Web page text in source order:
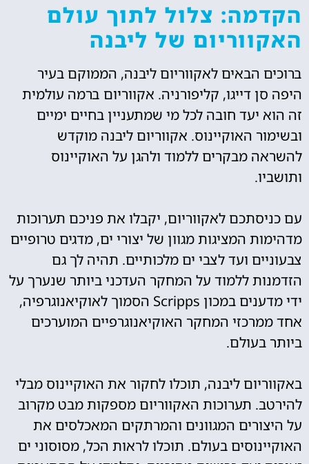
הקדמה: צלול לתוך עולם
האקווריום של ליבנה
ברוכים הבאים לאקווריום ליבנה, הממוקם בעיר
היפה סן דייגו, קליפורניה. אקווריום ברמה עולמית
זה הוא יעד חובה לכל מי שמתעניין בחיים ימיים
ובשימור האוקיינוס. אקווריום ליבנה מוקדש
להשראה מבקרים ללמוד ולהגן על האוקיינוס
ותושביו.
עם כניסתכם לאקווריום, יקבלו את פניכם תערוכות
מדהימות המציגות מגוון של יצורי ים, מדגים טרופיים
צבעוניים ועד לצבי ים מלכותיים. תהיה לך גם
הזדמנות ללמוד על המחקר העדכני ביותר שנערך על
ידי מדענים במכון Scripps הסמוך לאוקיאנוגרפיה,
אחד ממרכזי המחקר האוקיאנוגרפיים המוערכים
ביותר בעולם.
באקווריום ליבנה, תוכלו לחקור את האוקיינוס מבלי
להירטב. תערוכות האקווריום מספקות מבט מקרוב
על היצורים המגוונים והמרתקים המאכלסים את
האוקיינוסים בעולם. תוכלו לראות הכל, מסוסוני ים